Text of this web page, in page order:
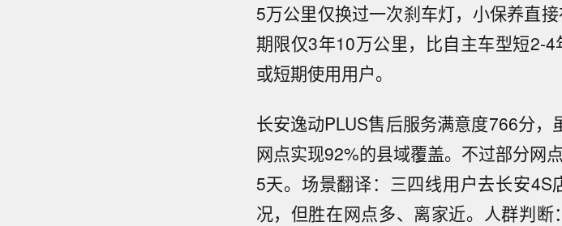
5万公里仅换过一次刹车灯，小保养直
期限仅3年10万公里，比自主车型短2-
或短期使用用户。
长安逸动PLUS售后服务满意度766分
网点实现92%的县域覆盖。不过部分网
5天。场景翻译：三四线用户去长安
况，但胜在网点多、离家近。人群判